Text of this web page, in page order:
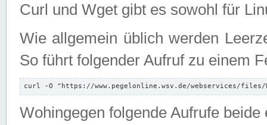
Curl und Wget gibt es sowohl für
Wie allgemein üblich werden
So führt folgender Aufruf zu einem
curl -O "https://www.pegelonline.wsv.de/webservices/files/
Wohingegen folgende Aufrufe beide